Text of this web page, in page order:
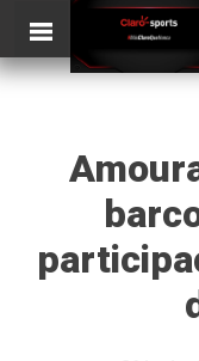
content
ClaroSports
Más Claro que nunca